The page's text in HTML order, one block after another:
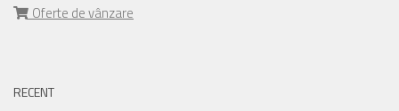
Oferte de vânzare
RECENT